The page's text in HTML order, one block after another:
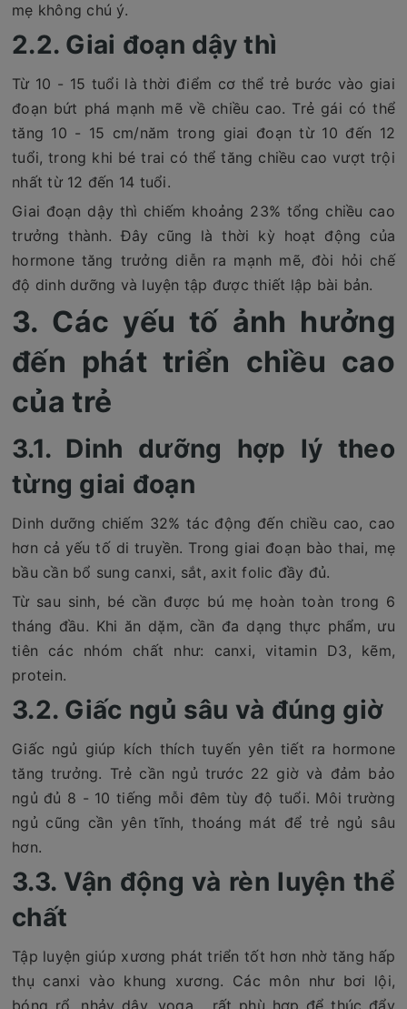
mẹ không chú ý.
2.2. Giai đoạn dậy thì
Từ 10 - 15 tuổi là thời điểm cơ thể trẻ bước vào giai
đoạn bứt phá mạnh mẽ về chiều cao. Trẻ gái có thể
tăng 10 - 15 cm/năm trong giai đoạn từ 10 đến 12
tuổi, trong khi bé trai có thể tăng chiều cao vượt trội
nhất từ 12 đến 14 tuổi.
Giai đoạn dậy thì chiếm khoảng 23% tổng chiều cao
trưởng thành. Đây cũng là thời kỳ hoạt động của
hormone tăng trưởng diễn ra mạnh mẽ, đòi hỏi chế
độ dinh dưỡng và luyện tập được thiết lập bài bản.
3. Các yếu tố ảnh hưởng
đến phát triển chiều cao
của trẻ
3.1. Dinh dưỡng hợp lý theo
từng giai đoạn
Dinh dưỡng chiếm 32% tác động đến chiều cao, cao
hơn cả yếu tố di truyền. Trong giai đoạn bào thai, mẹ
bầu cần bổ sung canxi, sắt, axit folic đầy đủ.
Từ sau sinh, bé cần được bú mẹ hoàn toàn trong 6
tháng đầu. Khi ăn dặm, cần đa dạng thực phẩm, ưu
tiên các nhóm chất như: canxi, vitamin D3, kẽm,
protein.
3.2. Giấc ngủ sâu và đúng giờ
Giấc ngủ giúp kích thích tuyến yên tiết ra hormone
tăng trưởng. Trẻ cần ngủ trước 22 giờ và đảm bảo
ngủ đủ 8 - 10 tiếng mỗi đêm tùy độ tuổi. Môi trường
ngủ cũng cần yên tĩnh, thoáng mát để trẻ ngủ sâu
hơn.
3.3. Vận động và rèn luyện thể
chất
Tập luyện giúp xương phát triển tốt hơn nhờ tăng hấp
thụ canxi vào khung xương. Các môn như bơi lội,
bóng rổ, nhảy dây, yoga... rất phù hợp để thúc đẩy